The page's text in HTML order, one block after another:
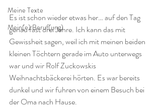
Meine Texte
Mein(e) Beruf(ung)
Es ist schon wieder etwas her… auf den Tag
genau fast drei Jahre. Ich kann das mit
Gewissheit sagen, weil ich mit meinen beiden
kleinen Töchtern gerade im Auto unterwegs
war und wir Rolf Zuckowskis
Weihnachtsbäckerei hörten. Es war bereits
dunkel und wir fuhren von einem Besuch bei
der Oma nach Hause.